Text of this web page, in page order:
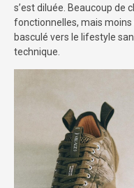
s’est diluée. Beaucoup de
fonctionnelles, mais
basculé vers le lifestyle
technique.